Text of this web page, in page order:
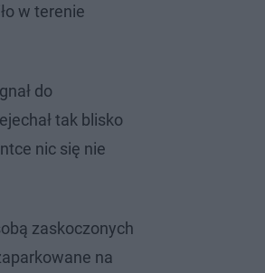
w terenie
do
tak blisko
nic się nie
zaskoczonych
na